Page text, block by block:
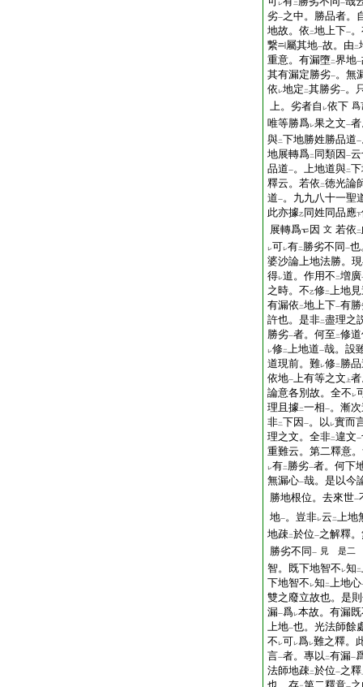
レ 二 一
劣一之中。勝品者。
地故。依 二地上下一
繋
屬其地一故。由 二
重意。有漏墮二界地一
其有漏定勝劣一。無
依 レ地定 二其勝劣一。
上。劣者自 レ依下 爲
唯等勝爲レ果之文一
與二下地勝姓勝品道一
地展轉爲二 同類因 一
品道一。上地道與二
釋云。若依 二徳光論
道一。九九八十一聖
此亦據乙 同姓同品應下
展轉爲
因 文 若依 二
レ可レ有二 勝劣不同 一也
婆沙論上地法勝。
得レ道。作用不 二増廣
之時。不乙修二上地
有漏依 二地上下一有
許也。是非二盡理之
勝劣一者。何至 二修
レ修二上地道一哉。設
道現前。難レ修二 勝
依地一上有等之文 上
論意各別故。全不 レ
理且據二一相一。漸
非二下因 一。以 レ實而
理之文。全非二違文一
重難云。第二釋意
レ有二 勝劣一者。何下
無漏心一哉。是以今
勝地根位。去來世一
地一。豈非レ云 二上地
地疎 二於位一之解釋
勝劣不同 一 見 是二
智。既下地智不 レ知 二
下地智不 レ知 二上地心
雙之廢立故也。是
漏一爲レ本故。有漏
上地一也。光法師餘
不 レ可レ爲レ難之釋。
言一者。專以 二有漏一
法師地疎 二於位一之釋